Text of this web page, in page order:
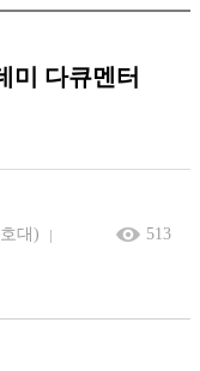
미 다큐멘터
대) 513